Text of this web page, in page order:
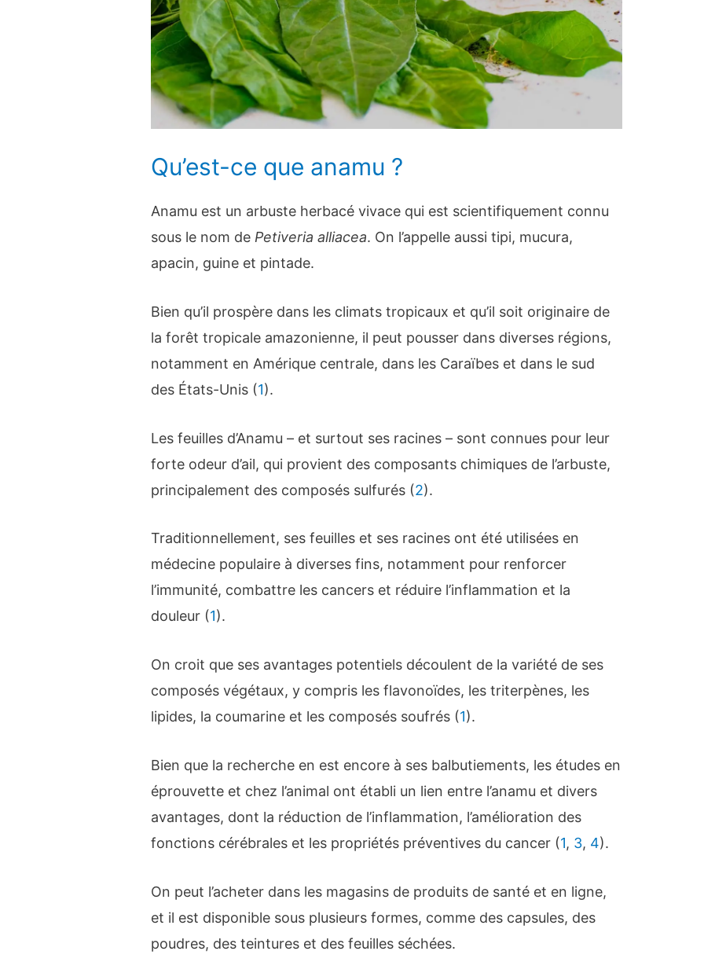
Qu’est-ce que anamu ?
Anamu est un arbuste herbacé vivace qui est scientifiquement connu
sous le nom de Petiveria alliacea. On l’appelle aussi tipi, mucura,
apacin, guine et pintade.
Bien qu’il prospère dans les climats tropicaux et qu’il soit originaire de
la forêt tropicale amazonienne, il peut pousser dans diverses régions,
notamment en Amérique centrale, dans les Caraïbes et dans le sud
des États-Unis (1).
Les feuilles d’Anamu – et surtout ses racines – sont connues pour leur
forte odeur d’ail, qui provient des composants chimiques de l’arbuste,
principalement des composés sulfurés (2).
Traditionnellement, ses feuilles et ses racines ont été utilisées en
médecine populaire à diverses fins, notamment pour renforcer
l’immunité, combattre les cancers et réduire l’inflammation et la
douleur (1).
On croit que ses avantages potentiels découlent de la variété de ses
composés végétaux, y compris les flavonoïdes, les triterpènes, les
lipides, la coumarine et les composés soufrés (1).
Bien que la recherche en est encore à ses balbutiements, les études en
éprouvette et chez l’animal ont établi un lien entre l’anamu et divers
avantages, dont la réduction de l’inflammation, l’amélioration des
fonctions cérébrales et les propriétés préventives du cancer (1, 3, 4).
On peut l’acheter dans les magasins de produits de santé et en ligne,
et il est disponible sous plusieurs formes, comme des capsules, des
poudres, des teintures et des feuilles séchées.